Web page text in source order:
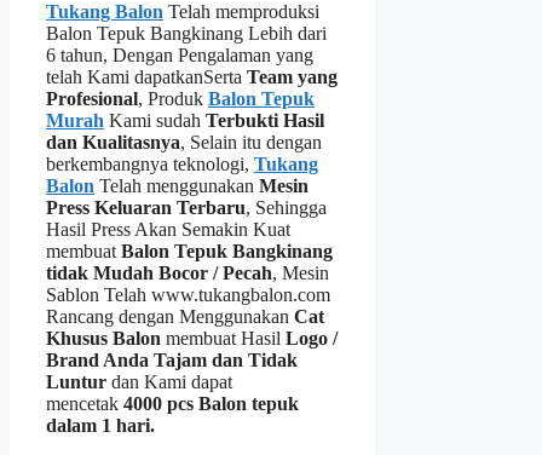
Tukang Balon Telah memproduksi
Balon Tepuk Bangkinang Lebih dari
6 tahun, Dengan Pengalaman yang
telah Kami dapatkanSerta Team yang
Profesional, Produk Balon Tepuk
Murah Kami sudah Terbukti Hasil
dan Kualitasnya, Selain itu dengan
berkembangnya teknologi, Tukang
Balon Telah menggunakan Mesin
Press Keluaran Terbaru, Sehingga
Hasil Press Akan Semakin Kuat
membuat Balon Tepuk Bangkinang
tidak Mudah Bocor / Pecah, Mesin
Sablon Telah www.tukangbalon.com
Rancang dengan Menggunakan Cat
Khusus Balon membuat Hasil Logo /
Brand Anda Tajam dan Tidak
Luntur dan Kami dapat
mencetak 4000 pcs Balon tepuk
dalam 1 hari.